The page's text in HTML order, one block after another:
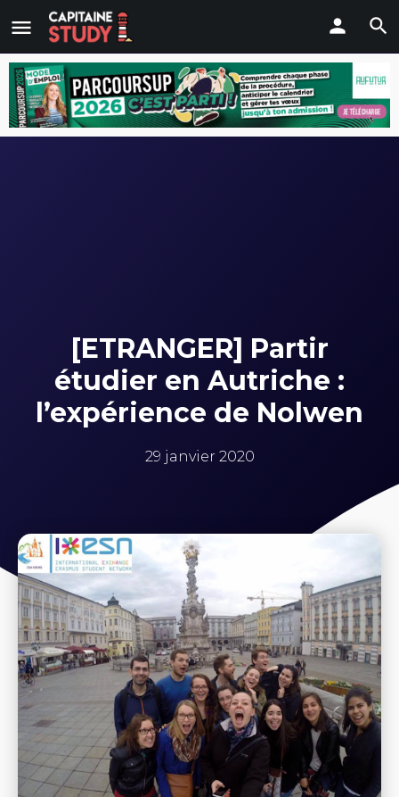
[ETRANGER] Partir
étudier en Autriche :
l’expérience de Nolwen
29 janvier 2020